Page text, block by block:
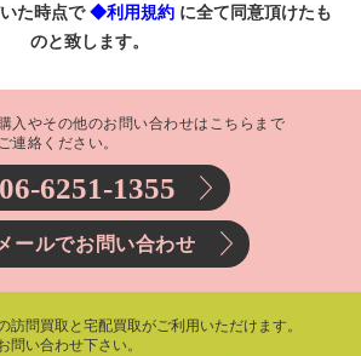
た時点で◆利用規約 に全て同意頂けたも
のと致します。
入やその他のお問い合わせはこちらまで
連絡ください。
06-6251-1355
ールでお問い合わせ
訪問買取と宅配買取がご利用いただけます。
問い合わせ下さい。